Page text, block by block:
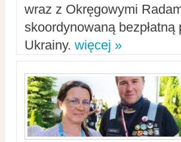
wraz z Okręgowymi
skoordynowaną
Ukrainy. więcej »